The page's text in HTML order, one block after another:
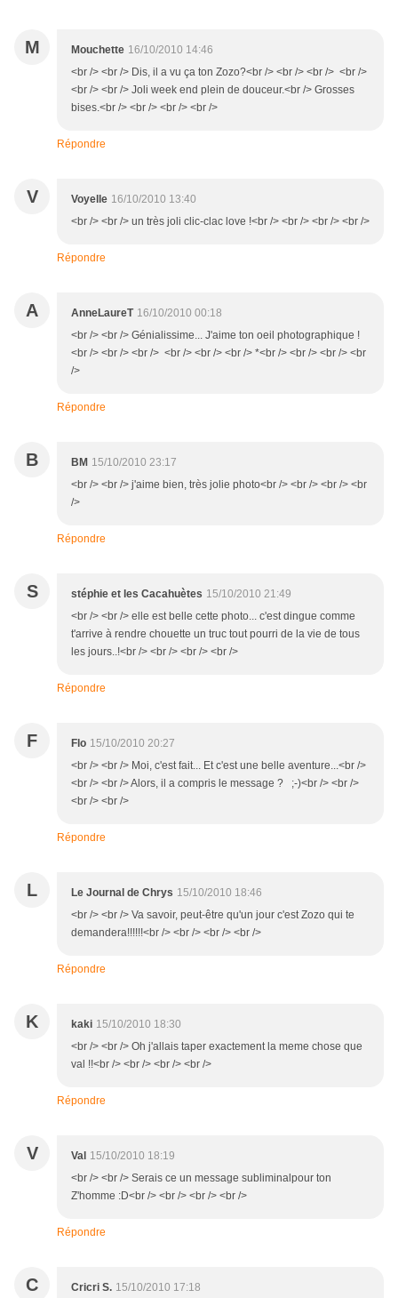
M Mouchette 16/10/2010 14:46
<br /> <br /> Dis, il a vu ça ton Zozo?<br /> <br /> <br /> <br />
<br /> <br /> Joli week end plein de douceur.<br /> Grosses
bises.<br /> <br /> <br /> <br />
Répondre
V Voyelle 16/10/2010 13:40
<br /> <br /> un très joli clic-clac love !<br /> <br /> <br /> <br />
Répondre
A AnneLaureT 16/10/2010 00:18
<br /> <br /> Génialissime... J'aime ton oeil photographique !
<br /> <br /> <br /> <br /> <br /> <br /> *<br /> <br /> <br /> <br
/>
Répondre
B BM 15/10/2010 23:17
<br /> <br /> j'aime bien, très jolie photo<br /> <br /> <br /> <br
/>
Répondre
S stéphie et les Cacahuètes 15/10/2010 21:49
<br /> <br /> elle est belle cette photo... c'est dingue comme
t'arrive à rendre chouette un truc tout pourri de la vie de tous
les jours..!<br /> <br /> <br /> <br />
Répondre
F Flo 15/10/2010 20:27
<br /> <br /> Moi, c'est fait... Et c'est une belle aventure...<br />
<br /> <br /> Alors, il a compris le message ? ;-)<br /> <br />
<br /> <br />
Répondre
L Le Journal de Chrys 15/10/2010 18:46
<br /> <br /> Va savoir, peut-être qu'un jour c'est Zozo qui te
demandera!!!!!!<br /> <br /> <br /> <br />
Répondre
K kaki 15/10/2010 18:30
<br /> <br /> Oh j'allais taper exactement la meme chose que
val !!<br /> <br /> <br /> <br />
Répondre
V Val 15/10/2010 18:19
<br /> <br /> Serais ce un message subliminalpour ton
Z'homme :D<br /> <br /> <br /> <br />
Répondre
C Cricri S. 15/10/2010 17:18